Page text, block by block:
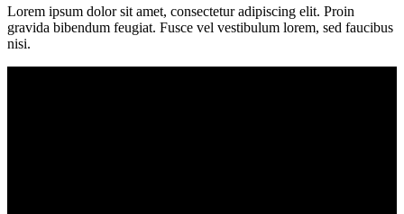
Lorem ipsum dolor sit amet, consectetur adipiscing elit. Proin
gravida bibendum feugiat. Fusce vel vestibulum lorem, sed faucibus
nisi.